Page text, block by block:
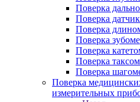
Поверка
Поверка
Поверка
Поверка
Поверка
Поверка
Поверка
Поверка
измерительных